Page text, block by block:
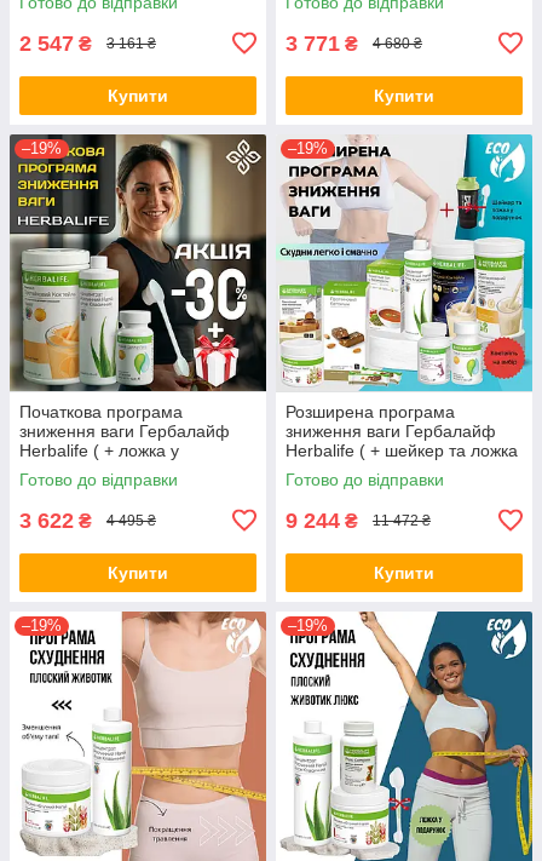
2 547 ₴ 3 161 ₴
Купити
3 771 ₴ 4 680 ₴
Купити
–19%
Початкова програма
зниження ваги Гербалайф
Herbalife ( + ложка у
подарунок )
Готово до відправки
3 622 ₴ 4 495 ₴
Купити
–19%
Розширена програма
зниження ваги Гербалайф
Herbalife ( + шейкер та ложка
у подарунок)
Готово до відправки
9 244 ₴ 11 472 ₴
Купити
–19% –19%